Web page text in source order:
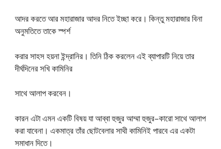
আদর করতে আর মহারাজার আদর নিতে ইচ্ছা করে। কিন্তু মহারাজার বিনা
অনুমতিতে তাকে স্পর্শ
করার সাহস হয়না ইন্দ্রানির। তিনি ঠিক করলেন এই ব্যাপারটি নিয়ে তার
দীর্ঘদিনের সখি কামিনির
সাথে আলাপ করবেন।
কারন এটা এমন একটি বিষয় যা আব্বা হুজুর আম্মা হুজুর–কারাে সাথে আলাপ
করা যাবেনা। একমাত্র তাঁর ছােটবেলার সাথী কামিনিই পারবে এর একটা
সমাধান দিতে।